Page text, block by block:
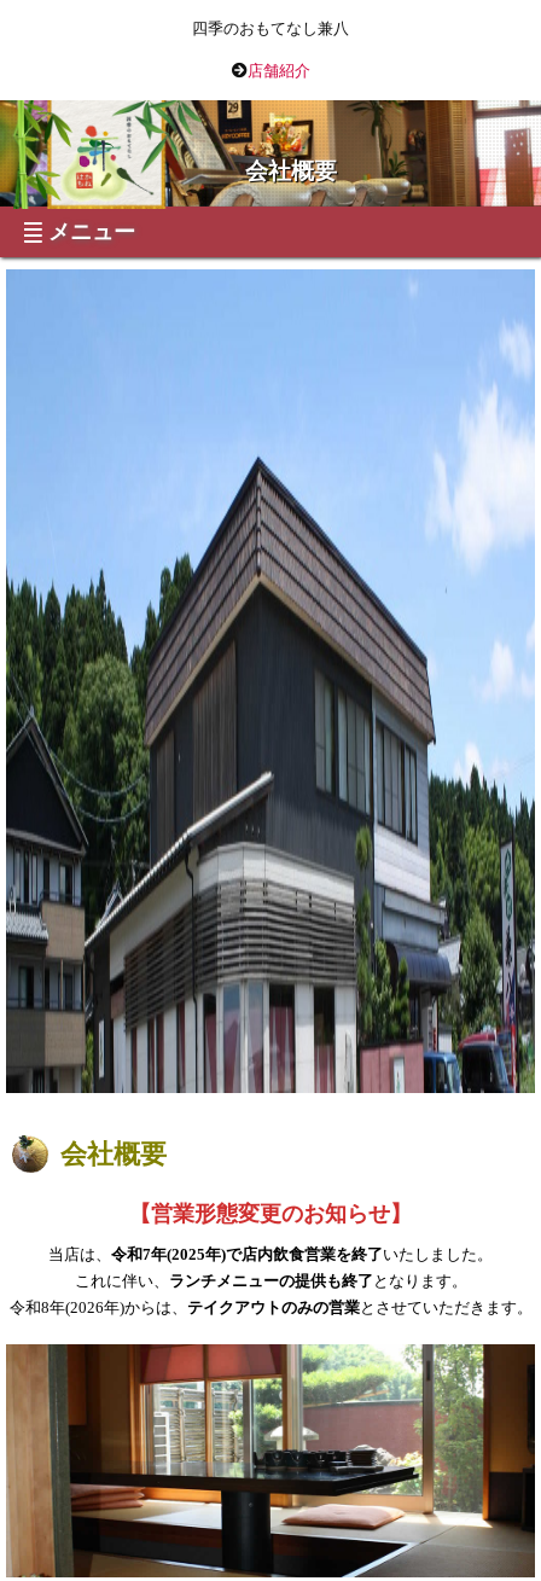
四季のおもてなし兼八
店舗紹介
会社概要
メニュー
会社概要
【営業形態変更のお知らせ】
当店は、 令和7年(2025年)で店内飲食営業を終了いたしました。
これに伴い、 ランチメニューの提供も終了 となります。
令和8年(2026年)からは、 テイクアウトのみの営業とさせていただきます。